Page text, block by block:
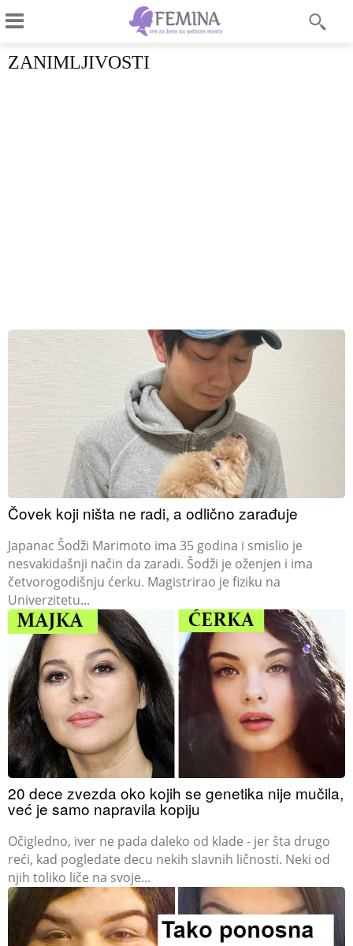
ZANIMLJIVOSTI
Čovek koji ništa ne radi, a odlično zarađuje
Japanac Šodži Marimoto ima 35 godina i smislio je
nesvakidašnji način da zaradi. Šodži je oženjen i ima
četvorogodišnju ćerku. Magistrirao je fiziku na
Univerzitetu...
20 dece zvezda oko kojih se genetika nije mučila,
već je samo napravila kopiju
Očigledno, iver ne pada daleko od klade - jer šta drugo
reći, kad pogledate decu nekih slavnih ličnosti. Neki od
njih toliko liče na svoje...